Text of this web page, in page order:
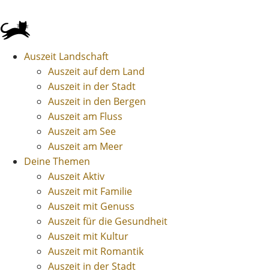
Auszeit Landschaft
Auszeit auf dem Land
Auszeit in der Stadt
Auszeit in den Bergen
Auszeit am Fluss
Auszeit am See
Auszeit am Meer
Deine Themen
Auszeit Aktiv
Auszeit mit Familie
Auszeit mit Genuss
Auszeit für die Gesundheit
Auszeit mit Kultur
Auszeit mit Romantik
Auszeit in der Stadt